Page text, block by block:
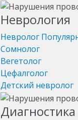
Неврология
Невролог
Сомнолог
Вегетолог
Цефалголог
Детский невролог
Диагностика